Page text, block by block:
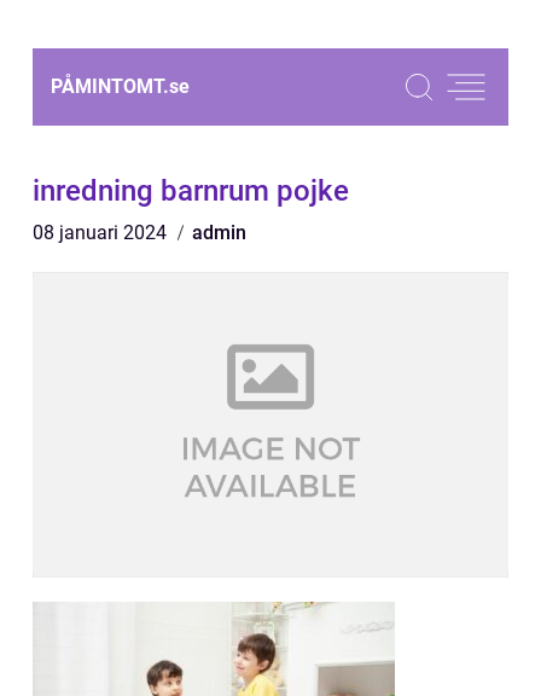
PÅMINTOMT.se
inredning barnrum pojke
08 januari 2024 admin